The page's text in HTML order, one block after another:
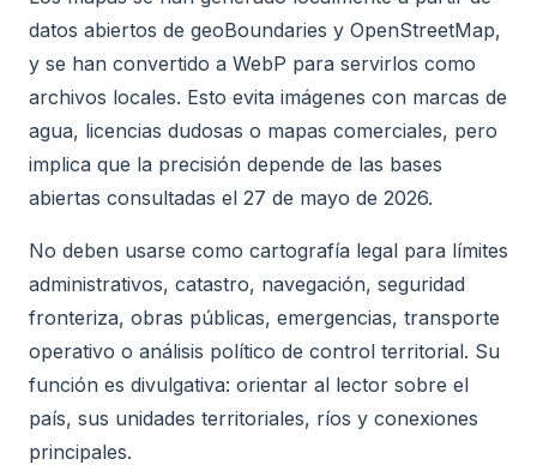
datos abiertos de geoBoundaries y OpenStreetMap,
y se han convertido a WebP para servirlos como
archivos locales. Esto evita imágenes con marcas de
agua, licencias dudosas o mapas comerciales, pero
implica que la precisión depende de las bases
abiertas consultadas el 27 de mayo de 2026.
No deben usarse como cartografía legal para límites
administrativos, catastro, navegación, seguridad
fronteriza, obras públicas, emergencias, transporte
operativo o análisis político de control territorial. Su
función es divulgativa: orientar al lector sobre el
país, sus unidades territoriales, ríos y conexiones
principales.